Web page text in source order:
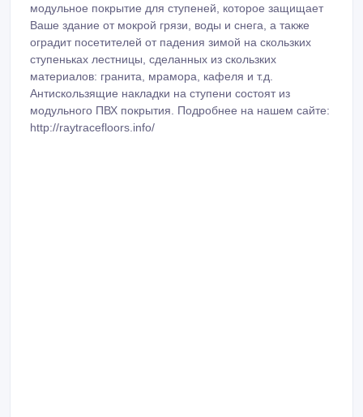
модульное покрытие для ступеней, которое защищает
Ваше здание от мокрой грязи, воды и снега, а также
оградит посетителей от падения зимой на скользких
ступеньках лестницы, сделанных из скользких
материалов: гранита, мрамора, кафеля и т.д.
Антискользящие накладки на ступени состоят из
модульного ПВХ покрытия. Подробнее на нашем сайте:
http://raytracefloors.info/